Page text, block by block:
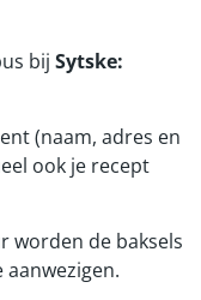
bij Sytske:
(naam, adres en
ook je recept
worden de baksels